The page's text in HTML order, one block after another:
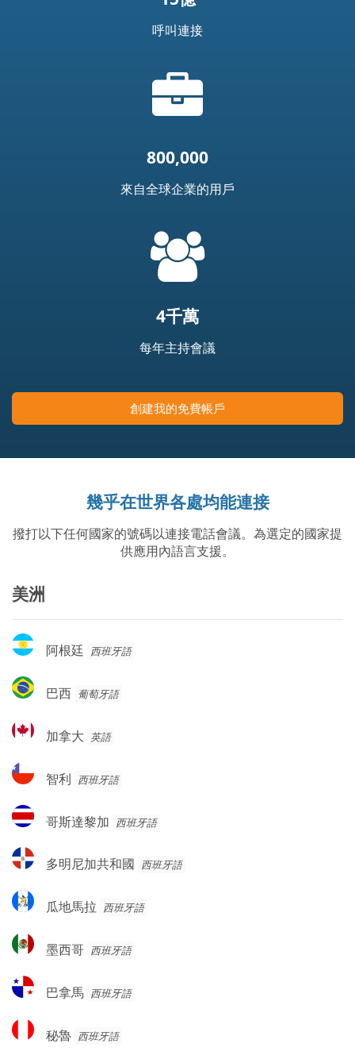
呼叫連接
文
包
圖
800,000
來自全球企業的用戶
4千萬
每年主持會議
創建我的免費帳戶
幾乎在世界各處均能連接
撥打以下任何國家的號碼以連接電話會議。為選定的國家提
供應用內語言支援。
美洲
阿
根
阿根廷 西班牙語
巴
西
巴西 葡萄牙語
加
拿
加拿大 英語
智
利
智利 西班牙語
哥
斯
黎
哥斯達黎加 西班牙語
多
明
加
和
多明尼加共和國 西班牙語
瓜
地
拉
瓜地馬拉 西班牙語
墨
西
墨西哥 西班牙語
巴
拿
巴拿馬 西班牙語
秘
魯
秘魯 西班牙語